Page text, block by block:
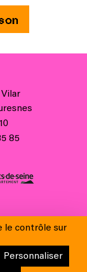
85
des données
le contrôle sur
Personnaliser